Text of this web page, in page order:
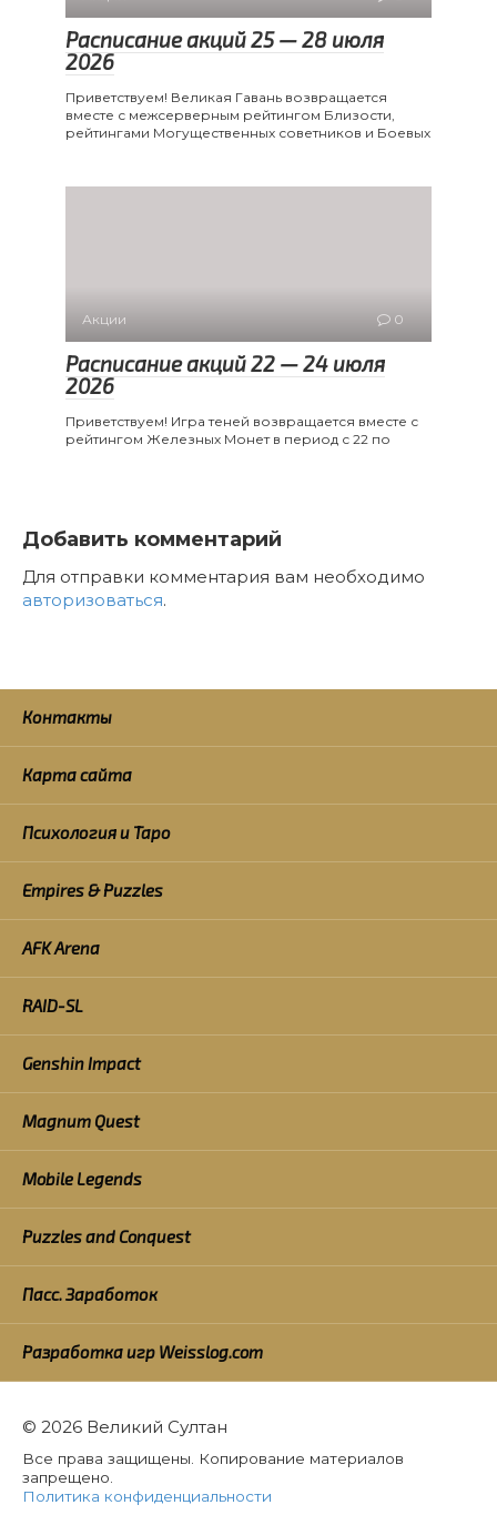
Расписание акций 25 — 28 июля
2026
Приветствуем! Великая Гавань возвращается
вместе с межсерверным рейтингом Близости,
рейтингами Могущественных советников и Боевых
Акции 0
Расписание акций 22 — 24 июля
2026
Приветствуем! Игра теней возвращается вместе с
рейтингом Железных Монет в период с 22 по
Добавить комментарий
Для отправки комментария вам необходимо
авторизоваться.
Контакты
Карта сайта
Психология и Таро
Empires & Puzzles
AFK Arena
RAID-SL
Genshin Impact
Magnum Quest
Mobile Legends
Puzzles and Conquest
Пасс. Заработок
Разработка игр Weisslog.com
© 2026 Великий Султан
Все права защищены. Копирование материалов
запрещено.
Политика конфиденциальности